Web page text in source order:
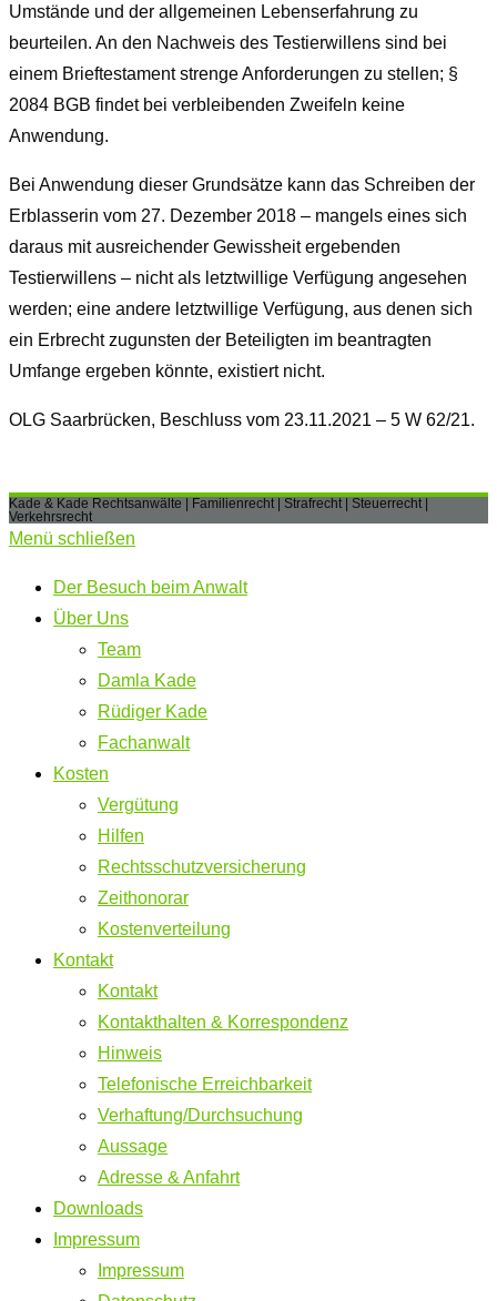
Umstände und der allgemeinen Lebenserfahrung zu
beurteilen. An den Nachweis des Testierwillens sind bei
einem Brieftestament strenge Anforderungen zu stellen; §
2084 BGB findet bei verbleibenden Zweifeln keine
Anwendung.
Bei Anwendung dieser Grundsätze kann das Schreiben der
Erblasserin vom 27. Dezember 2018 – mangels eines sich
daraus mit ausreichender Gewissheit ergebenden
Testierwillens – nicht als letztwillige Verfügung angesehen
werden; eine andere letztwillige Verfügung, aus denen sich
ein Erbrecht zugunsten der Beteiligten im beantragten
Umfange ergeben könnte, existiert nicht.
OLG Saarbrücken, Beschluss vom 23.11.2021 – 5 W 62/21.
Kade & Kade Rechtsanwälte | Familienrecht | Strafrecht | Steuerrecht |
Verkehrsrecht
Menü schließen
Der Besuch beim Anwalt
Über Uns
Team
Damla Kade
Rüdiger Kade
Fachanwalt
Kosten
Vergütung
Hilfen
Rechtsschutzversicherung
Zeithonorar
Kostenverteilung
Kontakt
Kontakt
Kontakthalten & Korrespondenz
Hinweis
Telefonische Erreichbarkeit
Verhaftung/Durchsuchung
Aussage
Adresse & Anfahrt
Downloads
Impressum
Impressum